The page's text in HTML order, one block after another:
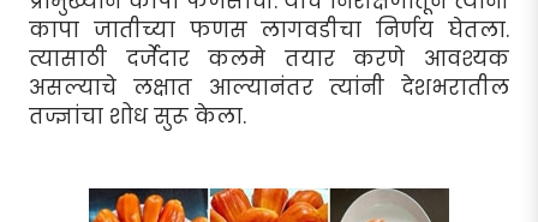
कापा जातीच्या फणस लागवडीचा निर्णय घेतला.
त्यासाठी दर्जेदार कलमे तयार करणे आवश्यक
असल्याचे लक्षात आल्यानंतर त्यांनी देशभरातील
तज्ज्ञांचा शोध सुरू केला.